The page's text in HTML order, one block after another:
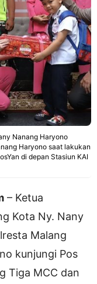
Nanang Haryono
Haryono saat lakukan
di depan Stasiun KAI
– Ketua
Kota Ny. Nany
Malang
kunjungi Pos
Tiga MCC dan